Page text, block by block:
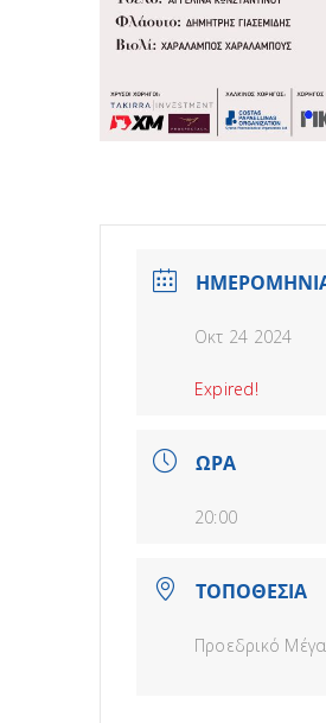
Οκτ 24 2024
Expired!
ΩΡΑ
20:00
ΤΟΠΟΘΕΣΙΑ
Προεδρικό